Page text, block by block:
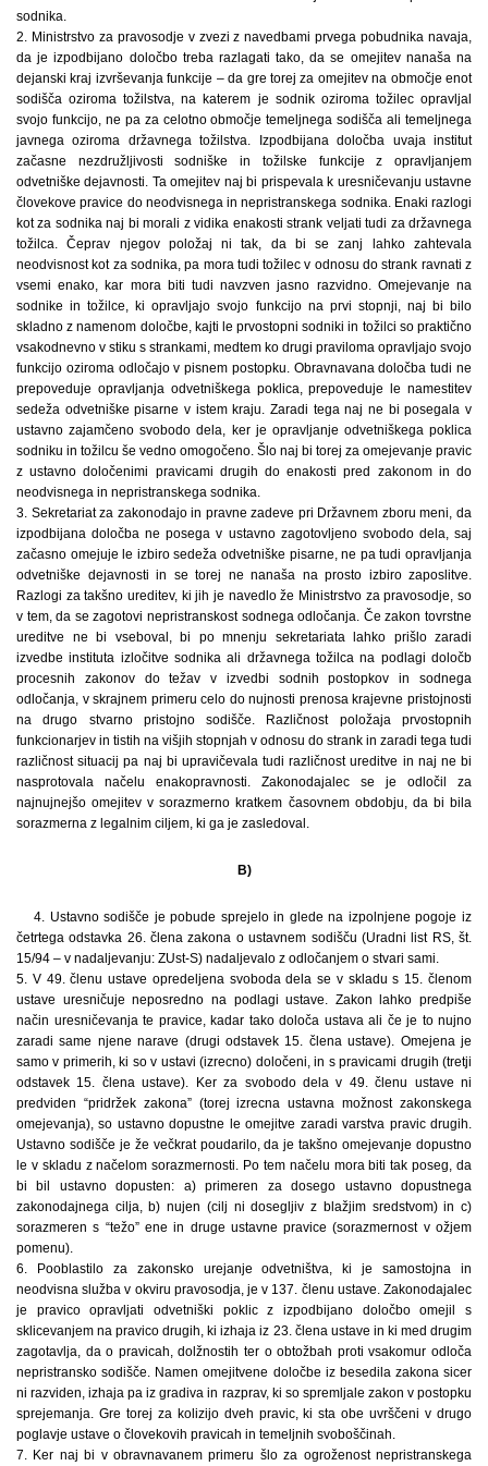
sodnika.
2. Ministrstvo za pravosodje v zvezi z navedbami prvega pobudnika navaja,
da je izpodbijano določbo treba razlagati tako, da se omejitev nanaša na
dejanski kraj izvrševanja funkcije – da gre torej za omejitev na območje enot
sodišča oziroma tožilstva, na katerem je sodnik oziroma tožilec opravljal
svojo funkcijo, ne pa za celotno območje temeljnega sodišča ali temeljnega
javnega oziroma državnega tožilstva. Izpodbijana določba uvaja institut
začasne nezdružljivosti sodniške in tožilske funkcije z opravljanjem
odvetniške dejavnosti. Ta omejitev naj bi prispevala k uresničevanju ustavne
človekove pravice do neodvisnega in nepristranskega sodnika. Enaki razlogi
kot za sodnika naj bi morali z vidika enakosti strank veljati tudi za državnega
tožilca. Čeprav njegov položaj ni tak, da bi se zanj lahko zahtevala
neodvisnost kot za sodnika, pa mora tudi tožilec v odnosu do strank ravnati z
vsemi enako, kar mora biti tudi navzven jasno razvidno. Omejevanje na
sodnike in tožilce, ki opravljajo svojo funkcijo na prvi stopnji, naj bi bilo
skladno z namenom določbe, kajti le prvostopni sodniki in tožilci so praktično
vsakodnevno v stiku s strankami, medtem ko drugi praviloma opravljajo svojo
funkcijo oziroma odločajo v pisnem postopku. Obravnavana določba tudi ne
prepoveduje opravljanja odvetniškega poklica, prepoveduje le namestitev
sedeža odvetniške pisarne v istem kraju. Zaradi tega naj ne bi posegala v
ustavno zajamčeno svobodo dela, ker je opravljanje odvetniškega poklica
sodniku in tožilcu še vedno omogočeno. Šlo naj bi torej za omejevanje pravic
z ustavno določenimi pravicami drugih do enakosti pred zakonom in do
neodvisnega in nepristranskega sodnika.
3. Sekretariat za zakonodajo in pravne zadeve pri Državnem zboru meni, da
izpodbijana določba ne posega v ustavno zagotovljeno svobodo dela, saj
začasno omejuje le izbiro sedeža odvetniške pisarne, ne pa tudi opravljanja
odvetniške dejavnosti in se torej ne nanaša na prosto izbiro zaposlitve.
Razlogi za takšno ureditev, ki jih je navedlo že Ministrstvo za pravosodje, so
v tem, da se zagotovi nepristranskost sodnega odločanja. Če zakon tovrstne
ureditve ne bi vseboval, bi po mnenju sekretariata lahko prišlo zaradi
izvedbe instituta izločitve sodnika ali državnega tožilca na podlagi določb
procesnih zakonov do težav v izvedbi sodnih postopkov in sodnega
odločanja, v skrajnem primeru celo do nujnosti prenosa krajevne pristojnosti
na drugo stvarno pristojno sodišče. Različnost položaja prvostopnih
funkcionarjev in tistih na višjih stopnjah v odnosu do strank in zaradi tega tudi
različnost situacij pa naj bi upravičevala tudi različnost ureditve in naj ne bi
nasprotovala načelu enakopravnosti. Zakonodajalec se je odločil za
najnujnejšo omejitev v sorazmerno kratkem časovnem obdobju, da bi bila
sorazmerna z legalnim ciljem, ki ga je zasledoval.
B)
4. Ustavno sodišče je pobude sprejelo in glede na izpolnjene pogoje iz
četrtega odstavka 26. člena zakona o ustavnem sodišču (Uradni list RS, št.
15/94 – v nadaljevanju: ZUst-S) nadaljevalo z odločanjem o stvari sami.
5. V 49. členu ustave opredeljena svoboda dela se v skladu s 15. členom
ustave uresničuje neposredno na podlagi ustave. Zakon lahko predpiše
način uresničevanja te pravice, kadar tako določa ustava ali če je to nujno
zaradi same njene narave (drugi odstavek 15. člena ustave). Omejena je
samo v primerih, ki so v ustavi (izrecno) določeni, in s pravicami drugih (tretji
odstavek 15. člena ustave). Ker za svobodo dela v 49. členu ustave ni
predviden “pridržek zakona” (torej izrecna ustavna možnost zakonskega
omejevanja), so ustavno dopustne le omejitve zaradi varstva pravic drugih.
Ustavno sodišče je že večkrat poudarilo, da je takšno omejevanje dopustno
le v skladu z načelom sorazmernosti. Po tem načelu mora biti tak poseg, da
bi bil ustavno dopusten: a) primeren za dosego ustavno dopustnega
zakonodajnega cilja, b) nujen (cilj ni dosegljiv z blažjim sredstvom) in c)
sorazmeren s “težo” ene in druge ustavne pravice (sorazmernost v ožjem
pomenu).
6. Pooblastilo za zakonsko urejanje odvetništva, ki je samostojna in
neodvisna služba v okviru pravosodja, je v 137. členu ustave. Zakonodajalec
je pravico opravljati odvetniški poklic z izpodbijano določbo omejil s
sklicevanjem na pravico drugih, ki izhaja iz 23. člena ustave in ki med drugim
zagotavlja, da o pravicah, dolžnostih ter o obtožbah proti vsakomur odloča
nepristransko sodišče. Namen omejitvene določbe iz besedila zakona sicer
ni razviden, izhaja pa iz gradiva in razprav, ki so spremljale zakon v postopku
sprejemanja. Gre torej za kolizijo dveh pravic, ki sta obe uvrščeni v drugo
poglavje ustave o človekovih pravicah in temeljnih svoboščinah.
7. Ker naj bi v obravnavanem primeru šlo za ogroženost nepristranskega